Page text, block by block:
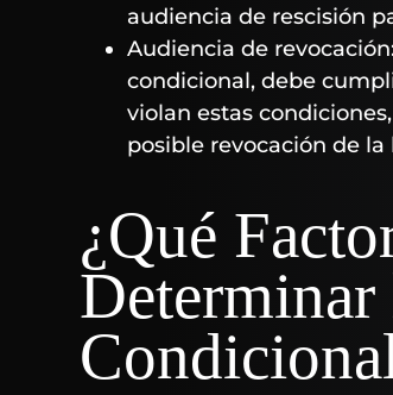
audiencia de rescisión
Audiencia de
condicional, debe
violan estas
posible revocación de
¿Qué